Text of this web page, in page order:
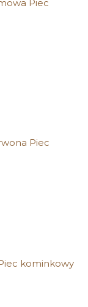
Piec
Piec
kominkowy